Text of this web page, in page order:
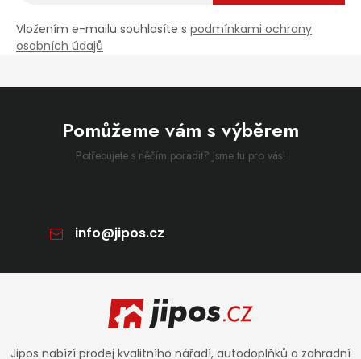
Vložením e-mailu souhlasíte s podmínkami ochrany
osobních údajů
Pomůžeme vám s výběrem
Potřebujete s něčím poradit? Jsme tu pro vás!
info@jipos.cz
Jipos nabízí prodej kvalitního nářadí, autodoplňků a zahradní